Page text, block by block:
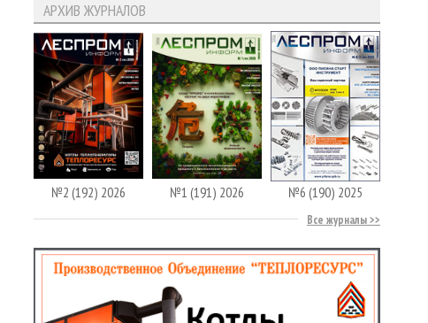
АРХИВ ЖУРНАЛОВ
№2 (192) 2026 №1 (191) 2026 №6 (190) 2025
Все журналы